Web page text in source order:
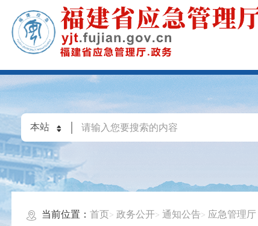
当前位置：首页 政务公开 通知公告 应急管理厅